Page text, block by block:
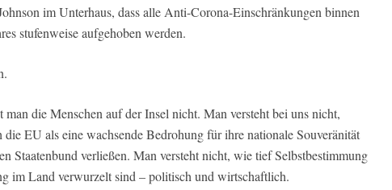
im Unterhaus, dass alle Anti-Corona-Einschränkungen binnen
stufenweise aufgehoben werden.
man die Menschen auf der Insel nicht. Man versteht bei uns nicht,
EU als eine wachsende Bedrohung für ihre nationale Souveränität
Staatenbund verließen. Man versteht nicht, wie tief Selbstbestimmung
im Land verwurzelt sind – politisch und wirtschaftlich.